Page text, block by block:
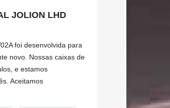
JOLION LHD
foi desenvolvida para
novo. Nossas caixas de
e estamos
Aceitamos